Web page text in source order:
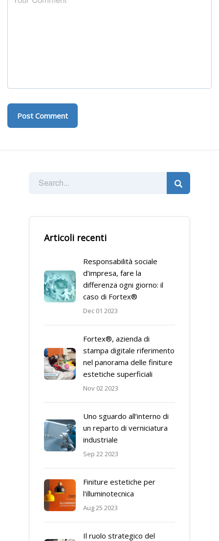
Articoli recenti
Responsabilità sociale
d’impresa, fare la
differenza ogni giorno: il
caso di Fortex®
Dec 01 2023
Fortex®, azienda di
stampa digitale riferimento
nel panorama delle finiture
estetiche superficiali
Nov 02 2023
Uno sguardo all’interno di
un reparto di verniciatura
industriale
Sep 22 2023
Finiture estetiche per
l'illuminotecnica
Aug 25 2023
Il ruolo strategico del